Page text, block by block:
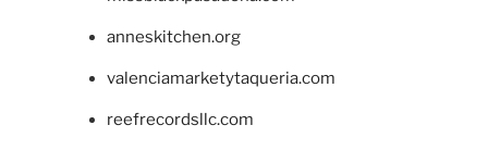
anneskitchen.org
valenciamarketytaqueria.com
reefrecordsllc.com